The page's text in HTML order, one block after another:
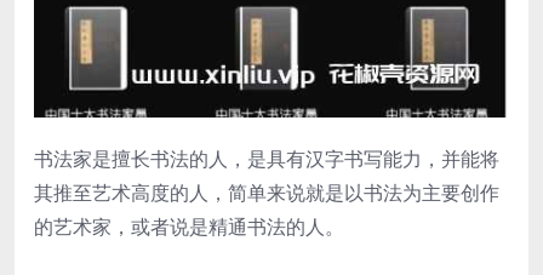
书法家是擅长书法的人，是具有汉字书写能力，并能将
其推至艺术高度的人，简单来说就是以书法为主要创作
的艺术家，或者说是精通书法的人。